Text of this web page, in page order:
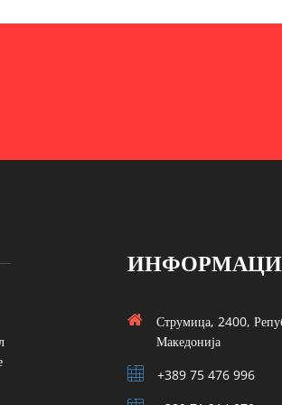
Струмица, 2400,
Македонија
+389 75 476 996